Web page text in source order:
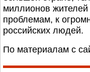
миллионов
проблемам, к
российских людей.
По материалам с